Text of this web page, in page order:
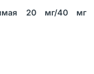
20 мг/40
мг